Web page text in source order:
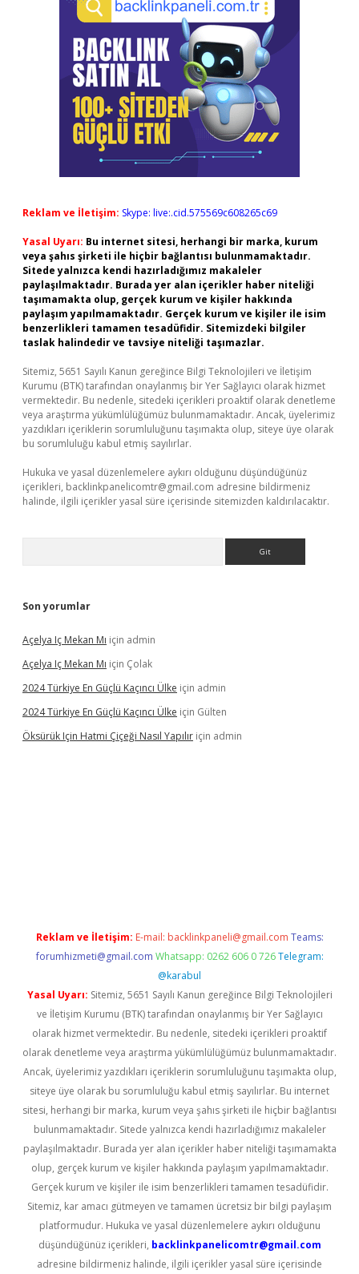
Reklam ve İletişim: Skype: live:.cid.575569c608265c69
Yasal Uyarı: Bu internet sitesi, herhangi bir marka, kurum
veya şahıs şirketi ile hiçbir bağlantısı bulunmamaktadır.
Sitede yalnızca kendi hazırladığımız makaleler
paylaşılmaktadır. Burada yer alan içerikler haber niteliği
taşımamakta olup, gerçek kurum ve kişiler hakkında
paylaşım yapılmamaktadır. Gerçek kurum ve kişiler ile isim
benzerlikleri tamamen tesadüfidir. Sitemizdeki bilgiler
taslak halindedir ve tavsiye niteliği taşımazlar.
Sitemiz, 5651 Sayılı Kanun gereğince Bilgi Teknolojileri ve İletişim
Kurumu (BTK) tarafından onaylanmış bir Yer Sağlayıcı olarak hizmet
vermektedir. Bu nedenle, sitedeki içerikleri proaktif olarak denetleme
veya araştırma yükümlülüğümüz bulunmamaktadır. Ancak, üyelerimiz
yazdıkları içeriklerin sorumluluğunu taşımakta olup, siteye üye olarak
bu sorumluluğu kabul etmiş sayılırlar.
Hukuka ve yasal düzenlemelere aykırı olduğunu düşündüğünüz
içerikleri, backlinkpanelicomtr@gmail.com adresine bildirmeniz
halinde, ilgili içerikler yasal süre içerisinde sitemizden kaldırılacaktır.
Son yorumlar
Açelya Iç Mekan Mı için admin
Açelya Iç Mekan Mı için Çolak
2024 Türkiye En Güçlü Kaçıncı Ülke için admin
2024 Türkiye En Güçlü Kaçıncı Ülke için Gülten
Öksürük Için Hatmi Çiçeği Nasıl Yapılır için admin
Reklam ve İletişim: E-mail: backlinkpaneli@gmail.com Teams:
forumhizmeti@gmail.com Whatsapp: 0262 606 0 726 Telegram:
@karabul
Yasal Uyarı: Sitemiz, 5651 Sayılı Kanun gereğince Bilgi Teknolojileri
ve İletişim Kurumu (BTK) tarafından onaylanmış bir Yer Sağlayıcı
olarak hizmet vermektedir. Bu nedenle, sitedeki içerikleri proaktif
olarak denetleme veya araştırma yükümlülüğümüz bulunmamaktadır.
Ancak, üyelerimiz yazdıkları içeriklerin sorumluluğunu taşımakta olup,
siteye üye olarak bu sorumluluğu kabul etmiş sayılırlar. Bu internet
sitesi, herhangi bir marka, kurum veya şahıs şirketi ile hiçbir bağlantısı
bulunmamaktadır. Sitede yalnızca kendi hazırladığımız makaleler
paylaşılmaktadır. Burada yer alan içerikler haber niteliği taşımamakta
olup, gerçek kurum ve kişiler hakkında paylaşım yapılmamaktadır.
Gerçek kurum ve kişiler ile isim benzerlikleri tamamen tesadüfidir.
Sitemiz, kar amacı gütmeyen ve tamamen ücretsiz bir bilgi paylaşım
platformudur. Hukuka ve yasal düzenlemelere aykırı olduğunu
düşündüğünüz içerikleri, backlinkpanelicomtr@gmail.com
adresine bildirmeniz halinde, ilgili içerikler yasal süre içerisinde